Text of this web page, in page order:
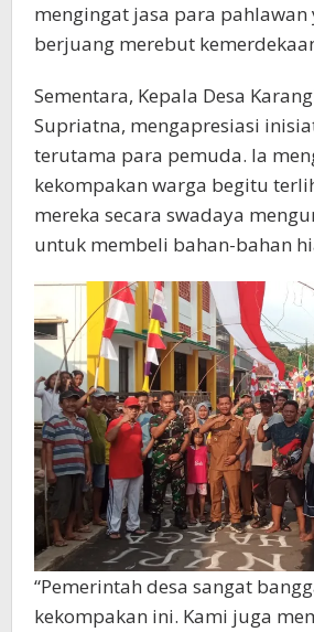
mengingat jasa para pahlawan
berjuang merebut
Sementara, Kepala Desa
Supriatna, mengapresiasi
terutama para pemuda. Ia
kekompakan warga begitu
mereka secara swadaya
untuk membeli bahan-bahan
“Pemerintah desa sangat
kekompakan ini. Kami juga